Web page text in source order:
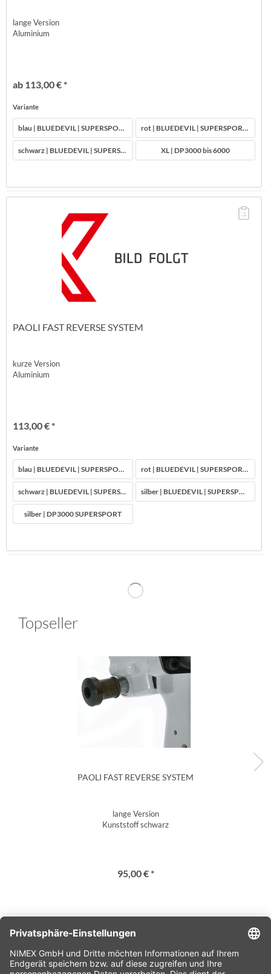
lange Version
Aluminium
ab 113,00 € *
Variante
blau | BLUEDEVIL | SUPERSPORT | DP3000 bis 6000 rot | BLUEDEVIL | SUPERSPORT | DP3000 bis 6000
schwarz | BLUEDEVIL | SUPERSPORT | DP3000 bis 6000 XL | DP3000 bis 6000
PAOLI FAST REVERSE SYSTEM
kurze Version
Aluminium
113,00 € *
Variante
blau | BLUEDEVIL | SUPERSPORT | DP3000 bis Hurricane rot | BLUEDEVIL | SUPERSPORT | DP3000 bis Hurricane
schwarz | BLUEDEVIL | SUPERSPORT | DP3000 bis Hurricane silber | BLUEDEVIL | SUPERSPORT | DP3000 bis Hurricane
silber | DP3000 SUPERSPORT
Topseller
PAOLI FAST REVERSE SYSTEM
lange Version
Kunststoff schwarz
95,00 € *
SERVICE HOTLINE
SHOP SERVICE